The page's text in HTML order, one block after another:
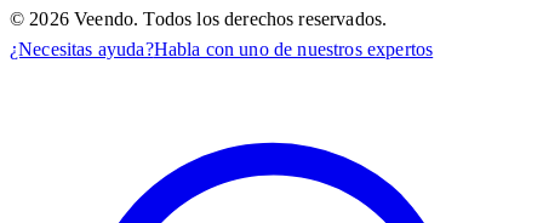
© 2026 Veendo. Todos los derechos reservados.
¿Necesitas ayuda?Habla con uno de nuestros expertos